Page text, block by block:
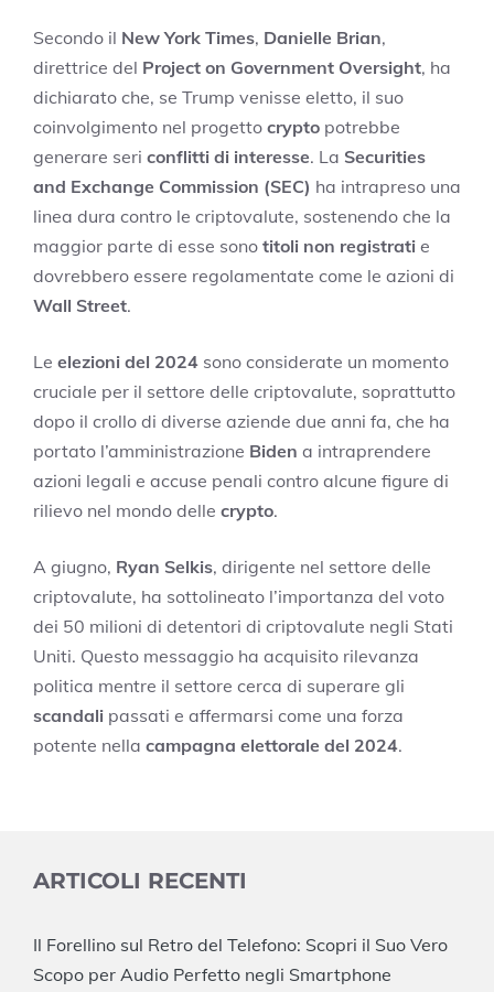
Secondo il New York Times, Danielle Brian,
direttrice del Project on Government Oversight, ha
dichiarato che, se Trump venisse eletto, il suo
coinvolgimento nel progetto crypto potrebbe
generare seri conflitti di interesse. La Securities
and Exchange Commission (SEC) ha intrapreso una
linea dura contro le criptovalute, sostenendo che la
maggior parte di esse sono titoli non registrati e
dovrebbero essere regolamentate come le azioni di
Wall Street.
Le elezioni del 2024 sono considerate un momento
cruciale per il settore delle criptovalute, soprattutto
dopo il crollo di diverse aziende due anni fa, che ha
portato l’amministrazione Biden a intraprendere
azioni legali e accuse penali contro alcune figure di
rilievo nel mondo delle crypto.
A giugno, Ryan Selkis, dirigente nel settore delle
criptovalute, ha sottolineato l’importanza del voto
dei 50 milioni di detentori di criptovalute negli Stati
Uniti. Questo messaggio ha acquisito rilevanza
politica mentre il settore cerca di superare gli
scandali passati e affermarsi come una forza
potente nella campagna elettorale del 2024.
ARTICOLI RECENTI
Il Forellino sul Retro del Telefono: Scopri il Suo Vero
Scopo per Audio Perfetto negli Smartphone